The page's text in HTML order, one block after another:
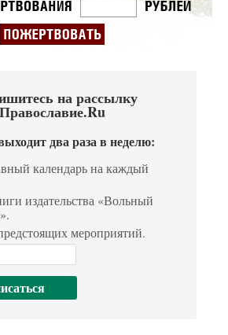
на рассылку
Православие.Ru
два раза в неделю:
календарь на каждый
издательства «Вольный
мероприятий.